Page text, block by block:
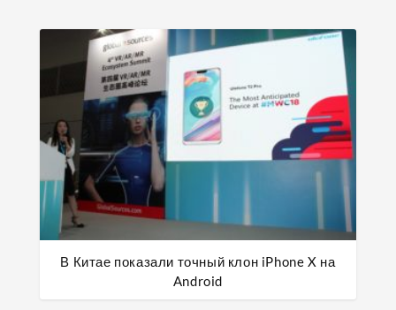
В Китае показали точный клон iPhone X на
Android